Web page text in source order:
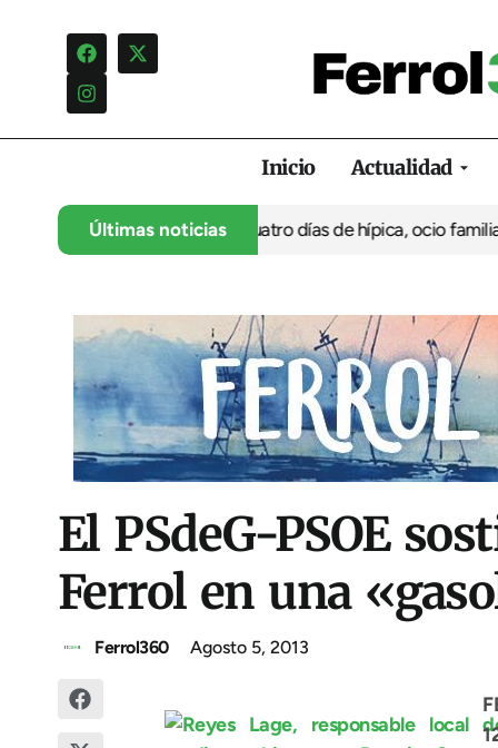
Inicio Actualidad
Últimas noticias
su 35º aniversario con cuatro días de hípica, ocio familiar y
El PSdeG-PSOE
Ferrol en una
Ferrol360 Agosto 5, 2013